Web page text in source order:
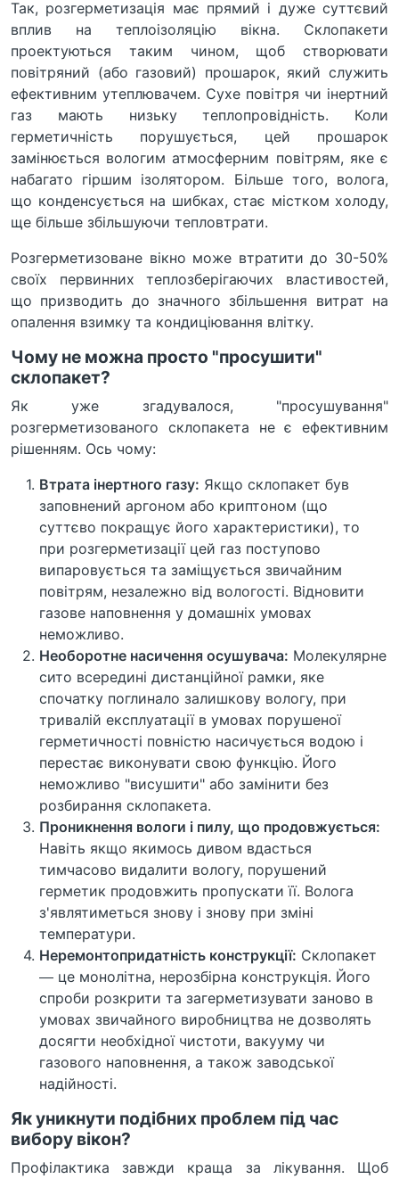
Так, розгерметизація має прямий і дуже суттєвий
вплив на теплоізоляцію вікна. Склопакети
проектуються таким чином, щоб створювати
повітряний (або газовий) прошарок, який служить
ефективним утеплювачем. Сухе повітря чи інертний
газ мають низьку теплопровідність. Коли
герметичність порушується, цей прошарок
замінюється вологим атмосферним повітрям, яке є
набагато гіршим ізолятором. Більше того, волога,
що конденсується на шибках, стає містком холоду,
ще більше збільшуючи тепловтрати.
Розгерметизоване вікно може втратити до 30-50%
своїх первинних теплозберігаючих властивостей,
що призводить до значного збільшення витрат на
опалення взимку та кондиціювання влітку.
Чому не можна просто "просушити"
склопакет?
Як уже згадувалося, "просушування"
розгерметизованого склопакета не є ефективним
рішенням. Ось чому:
Втрата інертного газу: Якщо склопакет був
заповнений аргоном або криптоном (що
суттєво покращує його характеристики), то
при розгерметизації цей газ поступово
випаровується та заміщується звичайним
повітрям, незалежно від вологості. Відновити
газове наповнення у домашніх умовах
неможливо.
Необоротне насичення осушувача: Молекулярне
сито всередині дистанційної рамки, яке
спочатку поглинало залишкову вологу, при
тривалій експлуатації в умовах порушеної
герметичності повністю насичується водою і
перестає виконувати свою функцію. Його
неможливо "висушити" або замінити без
розбирання склопакета.
Проникнення вологи і пилу, що продовжується:
Навіть якщо якимось дивом вдасться
тимчасово видалити вологу, порушений
герметик продовжить пропускати її. Волога
з'являтиметься знову і знову при зміні
температури.
Неремонтопридатність конструкції: Склопакет
— це монолітна, нерозбірна конструкція. Його
спроби розкрити та загерметизувати заново в
умовах звичайного виробництва не дозволять
досягти необхідної чистоти, вакууму чи
газового наповнення, а також заводської
надійності.
Як уникнути подібних проблем під час
вибору вікон?
Профілактика завжди краща за лікування. Щоб